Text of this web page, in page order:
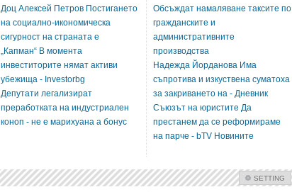
Екология
Intro Items Link Items
Show Image Show Hide
Доц Алексей Петров Постигането
на социално-икономическа
сигурност на страната е
„Капман“ В момента
инвеститорите нямат активи
убежища - Investorbg
Депутати легализират
преработката на индустриален
коноп - не е марихуана а бонус
Обсъждат намаляване таксите по
гражданските и
административните
производства
Надежда Йорданова Има
съпротива и изкуствена суматоха
за закриването на - Дневник
Съюзът на юристите Да
престанем да се реформираме
на парче - bTV Новините
SETTING